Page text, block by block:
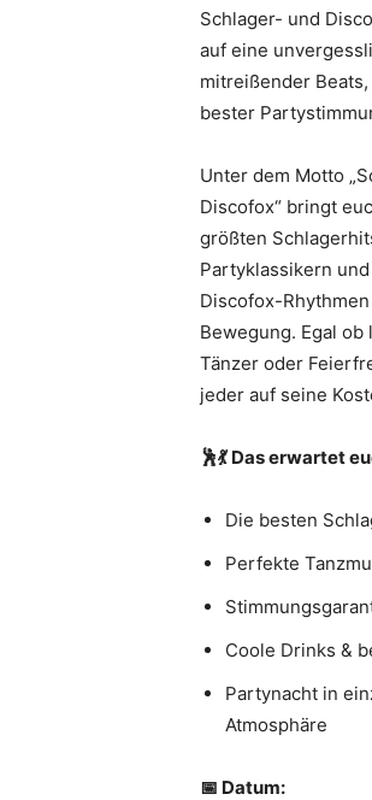
Schlager- und
auf eine
mitreißender
bester
Unter dem Motto
Discofox“ bringt
größten
Partyklassikern
Discofox-
Bewegung. Egal
Tänzer oder
jeder auf seine
🕺💃 Das erwartet
Die besten
Perfekte
Coole Drinks &
Partynacht in
Atmosphäre
📅 Datum: